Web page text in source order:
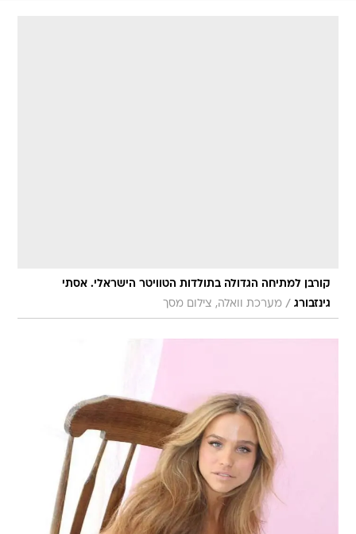
קורבן למתיחה הגדולה בתולדות הטוויטר הישראלי. אסתי
גינזבורג / מערכת וואלה, צילום מסך